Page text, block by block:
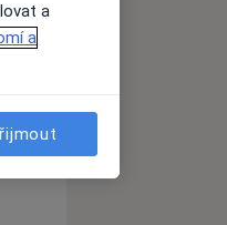
10 Srpen
a
a